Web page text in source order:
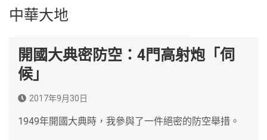
中華大地
開國大典密防空：4門高射炮「伺
候」
2017年9月30日
1949年開國大典時，我參與了一件絕密的防空舉措。